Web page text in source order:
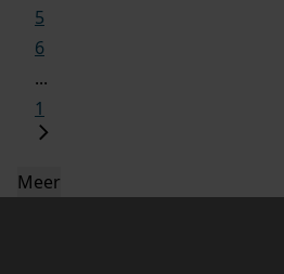
5
6
...
1
Meer